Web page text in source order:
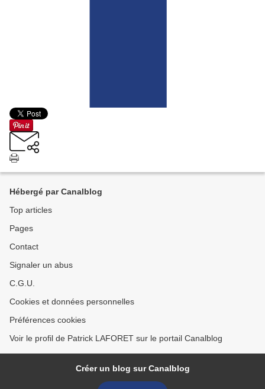
Hébergé par Canalblog
Top articles
Pages
Contact
Signaler un abus
C.G.U.
Cookies et données personnelles
Préférences cookies
Voir le profil de Patrick LAFORET sur le portail Canalblog
Créer un blog sur Canalblog